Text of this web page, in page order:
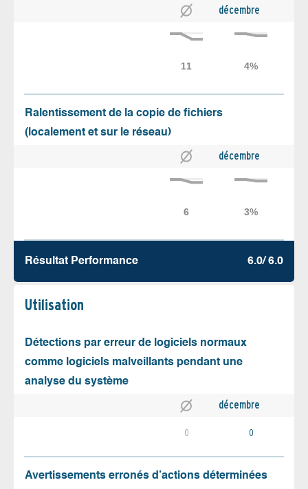
décembre
Ralentissement de la copie de fichiers
(localement et sur le réseau)
décembre
Résultat Performance 6.0/ 6.0
Utilisation
Détections par erreur de logiciels normaux
comme logiciels malveillants pendant une
analyse du système
décembre
0 0
Avertissements erronés d’actions déterminées